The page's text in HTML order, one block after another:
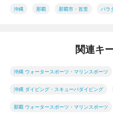
沖縄 那覇 那覇市・首里 パラ
関連キ
沖縄 ウォータースポーツ・マリンスポーツ
沖縄 ダイビング・スキューバダイビング
那覇 ウォータースポーツ・マリンスポーツ